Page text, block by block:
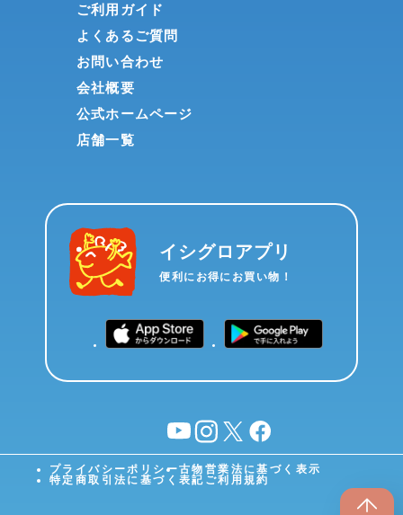
ご利用ガイド
よくあるご質問
お問い合わせ
会社概要
公式ホームページ
店舗一覧
イシグロアプリ
便利にお得にお買い物！
YouTubeinstagram
X facebook
プライバシーポリシー古物営業法に基づく表示
特定商取引法に基づく表記 ご利用規約